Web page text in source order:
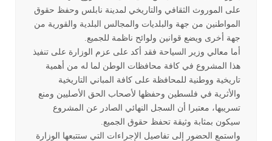
على الموروث الثقافي والتاريخي لمدينة نابلس وحفظ حقوق
المواطنين من جهة والبلديات والمجالس البلدية والقورية من
جهة أخرى ويضع قوانين ولوائح ناظمة للجميع.
أما معالي وزير السياحة فقد أكد على عزم الوزارة على تنفيذ
هذا المشروع في كافة محافظات الوطن لما له من أهمية
تاريخية ووطنية للمحافظة على كافة المباني التاريخية
والأثرية في فلسطين وحفظها لأصحاب الحق الأصليين ومنع
تسريبها، معتبرا أن السجل النهائي الصادر عن المشروع
سيكون بمثابة وثيقة تحفظ حقوق الجميع.
واستمع الحضور إلى تفاصيل الإجراءات التي ستتبعها الوزارة